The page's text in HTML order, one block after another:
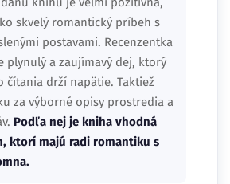
skvelý romantický príbeh s
postavami. Recenzentka
plynulý a zaujímavý dej, ktorý
čítania drží napätie. Taktiež
za výborné opisy prostredia a
Podľa nej je kniha vhodná
ktorí majú radi romantiku s